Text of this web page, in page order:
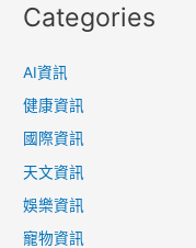
Categories
AI資訊
健康資訊
國際資訊
天文資訊
娛樂資訊
寵物資訊